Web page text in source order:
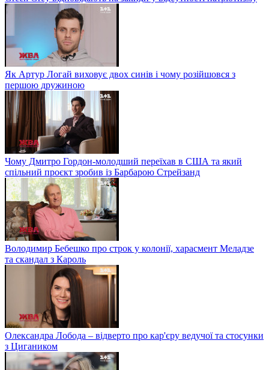
Як Артур Логай виховує двох синів і чому розійшовся з
першою дружиною
Чому Дмитро Гордон-молодший переїхав в США та який
спільний проєкт зробив із Барбарою Стрейзанд
Володимир Бебешко про строк у колонії, харасмент Меладзе
та скандал з Кароль
Олександра Лобода – відверто про кар'єру ведучої та стосунки
з Цигаником